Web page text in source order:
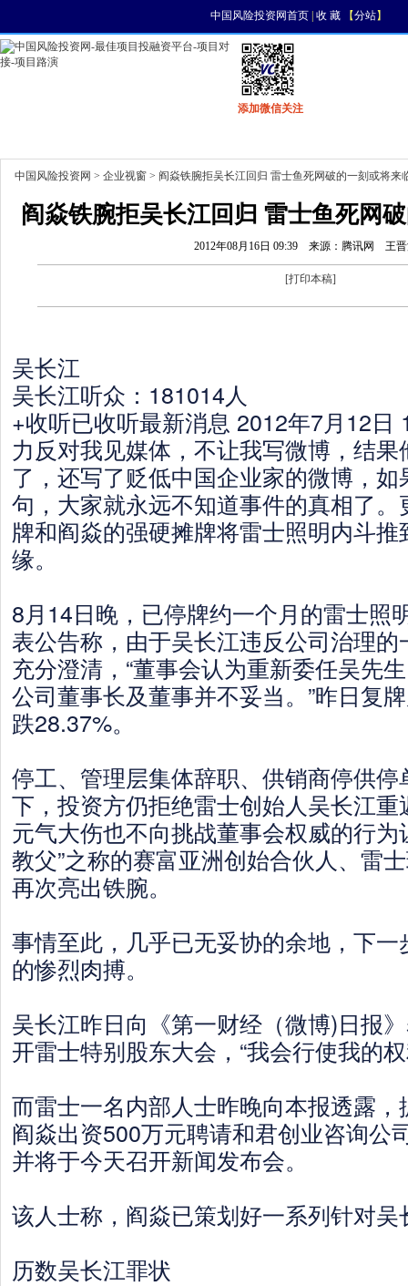
中国风险投资网首页| 收 藏【分站】
添加微信关注
中国风险投资网 > 企业视窗 > 阎焱铁腕拒吴长江回归 雷士鱼死网破的一刻或将来
阎焱铁腕拒吴长江回归 雷士鱼死网
2012年08月16日 09:39 来源：腾讯网 王
[打印本稿]
吴长江
吴长江听众：181014人
+收听已收听最新消息 2012年7月12日
力反对我见媒体，不让我写微博，结
了，还写了贬低中国企业家的微博，
句，大家就永远不知道事件的真相了
牌和阎焱的强硬摊牌将雷士照明内斗
缘。
8月14日晚，已停牌约一个月的雷士照
表公告称，由于吴长江违反公司治理
充分澄清，“董事会认为重新委任吴先
公司董事长及董事并不妥当。”昨日复
跌28.37%。
停工、管理层集体辞职、供销商停供
下，投资方仍拒绝雷士创始人吴长江
元气大伤也不向挑战董事会权威的行为
教父”之称的赛富亚洲创始合伙人、雷
再次亮出铁腕。
事情至此，几乎已无妥协的余地，下
的惨烈肉搏。
吴长江昨日向《第一财经（微博)日报
开雷士特别股东大会，“我会行使我的
而雷士一名内部人士昨晚向本报透露
阎焱出资500万元聘请和君创业咨询公
并将于今天召开新闻发布会。
该人士称，阎焱已策划好一系列针对吴
历数吴长江罪状